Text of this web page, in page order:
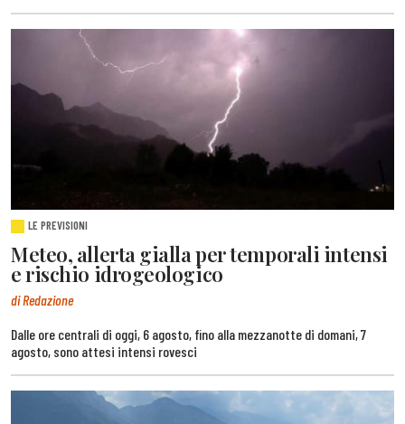
LE PREVISIONI
Meteo, allerta gialla per temporali intensi
e rischio idrogeologico
di Redazione
Dalle ore centrali di oggi, 6 agosto, fino alla mezzanotte di domani, 7
agosto, sono attesi intensi rovesci